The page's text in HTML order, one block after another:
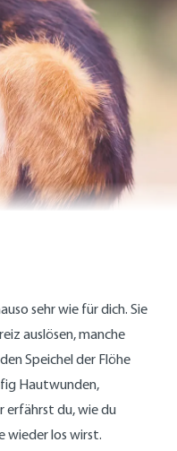
sehr wie für dich. Sie
auslösen, manche
Speichel der Flöhe
Hautwunden,
erfährst du, wie du
wieder los wirst.